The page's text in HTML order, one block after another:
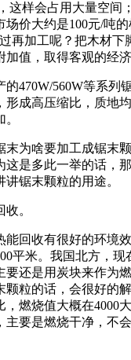
这样会占用大量空间
价大约是100元/吨的
再加工呢？把木材下
值，取得客观的经济
470W/560W等系列
形成高压缩比，质地
为啥要加工成锯末
这是多此一举的话，
锯末颗粒的用途。
。
回收有很好的环境
平米。我国北方，
要还是用炭块来作为
颗粒的话，会很好的
，燃烧值大概在4000
主要是燃烧干净，不